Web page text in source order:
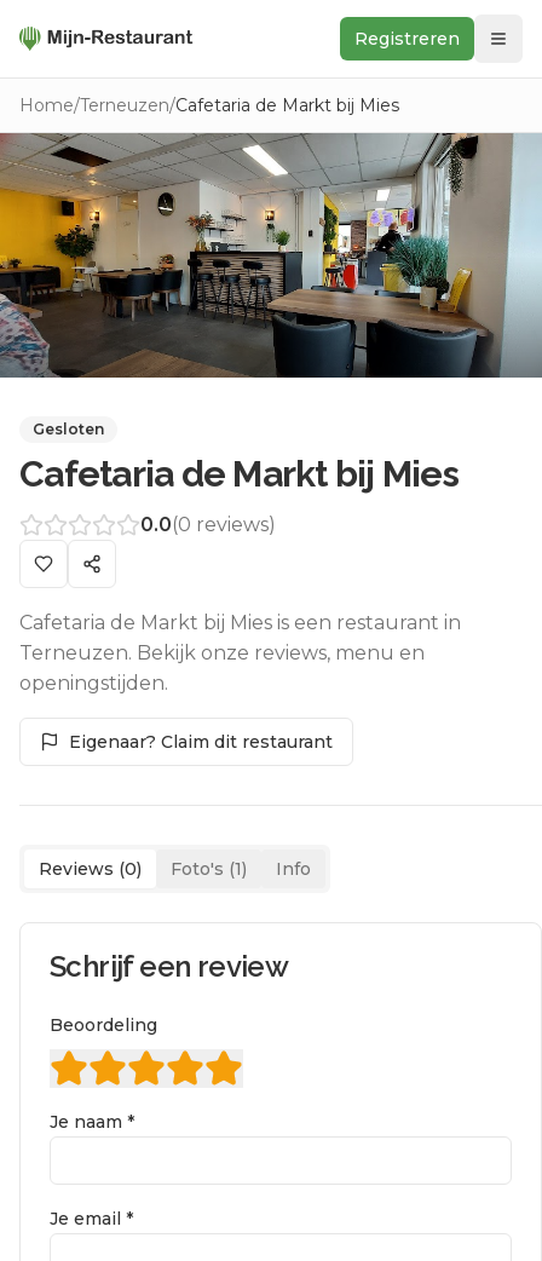
Registreren
Zoeken
In de buurt
Ontdek
Keukens
Foodwall
Reviews
Home/Terneuzen/Cafetaria de Markt bij Mies
Gesloten
Cafetaria de Markt bij Mies
0.0(0 reviews)
Cafetaria de Markt bij Mies is een restaurant in
Terneuzen. Bekijk onze reviews, menu en
openingstijden.
Eigenaar? Claim dit restaurant
Reviews (0) Foto's (1) Info
Schrijf een review
Beoordeling
Je naam *
Je email *